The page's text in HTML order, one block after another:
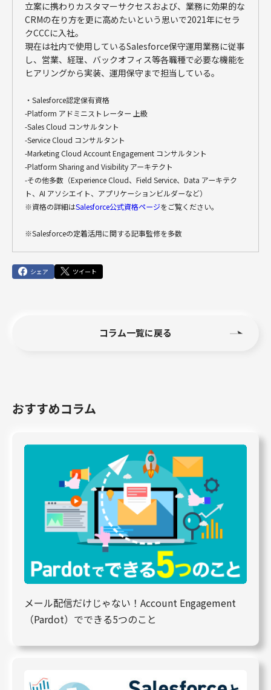
立案に携わりカスタマーサクセスおよび、業務に効果的な
CRMの在り方を更に高めたいという思いで2021年にセラ
クCCCに入社。
現在は社内で使用しているSalesforce保守運用業務に従事
し、営業、経理、バックオフィス等各職種で必要な機能を
ヒアリングから実装、運用保守まで担当している。
・Salesforce認定保有資格
-Platform アドミニストレーター 上級
-Sales Cloud コンサルタント
-Service Cloud コンサルタント
-Marketing Cloud Account Engagement コンサルタント
-Platform Sharing and Visibility アーキテクト
-その他多数（Experience Cloud、Field Service、Data アーキテク
ト、AI アソシエイト、アプリケーションビルダーなど）
※資格の詳細はSalesforce公式資格ページをご覧ください。
※Salesforceの定着活用に関する記事監修を多数
シェア ツイート
コラム一覧に戻る
おすすめコラム
メール配信だけじゃない！Account Engagement
（Pardot）でできる5つのこと